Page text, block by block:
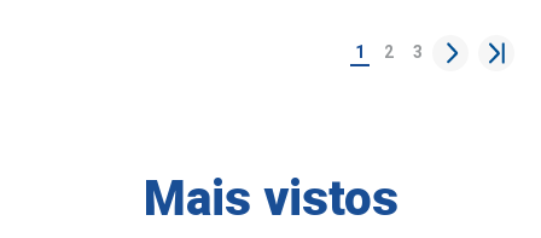
1 2 3
Mais vistos